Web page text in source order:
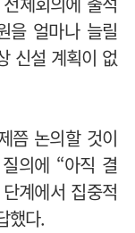
을 얼마나 늘릴
신설 계획이 없
쯤 논의할 것이
의에 “아직 결
계에서 집중적
했다.